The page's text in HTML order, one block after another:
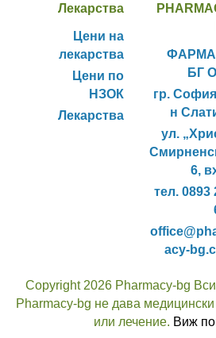
Лекарства
Цени на
лекарства
Цени по
НЗОК
Лекарства
БГ
гр.
н
ул.
6,
тел. 0893
acy-
Copyright 2026 Pharmacy-bg
Pharmacy-bg не дава медицински
или лечение. Виж